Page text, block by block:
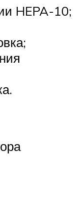
HEPA-10;